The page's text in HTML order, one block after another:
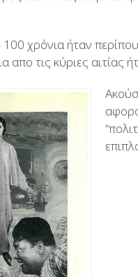
χρόνια ήταν
τις κύριες αιτίας